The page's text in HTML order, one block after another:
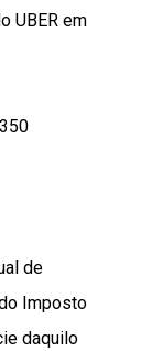
UBER em
de
Imposto
daquilo